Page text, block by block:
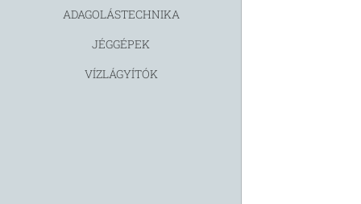
ADAGOLÁSTECHNIKA
JÉGGÉPEK
VÍZLÁGYÍTÓK